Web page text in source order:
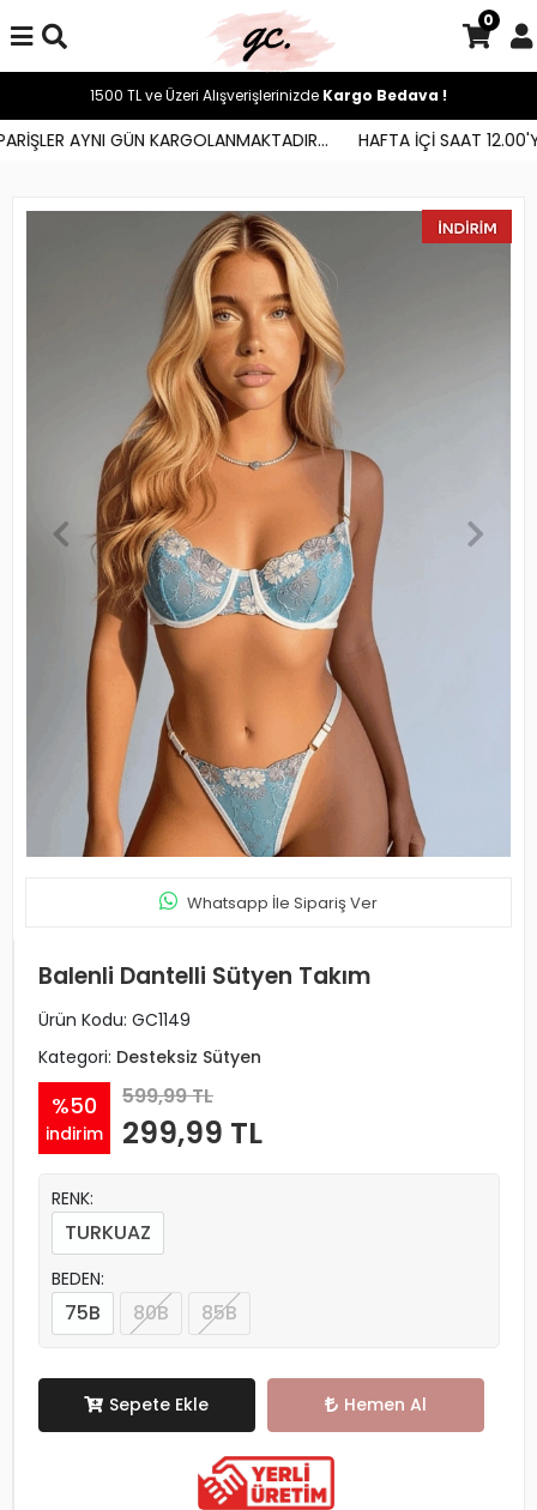
AYNI GÜN KARGOLANMAKTADIR... HAFTA İÇİ SAAT 12.00'YE
0
1500 TL ve Üzeri Alışverişlerinizde Kargo Bedava !
Whatsapp İle Sipariş Ver
Balenli Dantelli Sütyen Takım
Ürün Kodu: GC1149
Kategori: Desteksiz Sütyen
%50
indirim
599,99 TL
299,99 TL
RENK:
TURKUAZ
BEDEN:
75B 80B 85B
Sepete Ekle Hemen Al